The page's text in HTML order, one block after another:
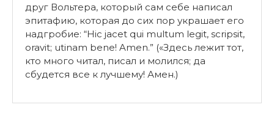
друг Вольтера, который сам себе написал
эпитафию, которая до сих пор украшает его
надгробие: “Hic jacet qui multum legit, scripsit,
oravit; utinam bene! Amen.” («Здесь лежит тот,
кто много читал, писал и молился; да
сбудется все к лучшему! Амен.)